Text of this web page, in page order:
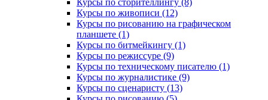
Курсы по сторителлингу (8)
Курсы по живописи (12)
Курсы по рисованию на графическом
планшете (1)
Курсы по битмейкингу (1)
Курсы по режиссуре (9)
Курсы по техническому писателю (1)
Курсы по журналистике (9)
Курсы по сценаристу (13)